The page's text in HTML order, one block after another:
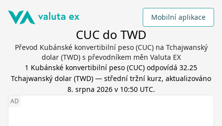
Mobilní aplikace
CUC do TWD
Převod Kubánské konvertibilní peso (CUC) na Tchajwanský
dolar (TWD) s převodníkem měn Valuta EX
1 Kubánské konvertibilní peso (CUC) odpovídá 32.25
Tchajwanský dolar (TWD) — střední tržní kurz, aktualizováno
8. srpna 2026 v 10:50 UTC.